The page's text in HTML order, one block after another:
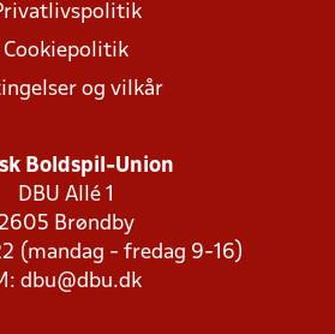
Cookiepolitik
og vilkår
Boldspil-Union
DBU Allé 1
2605 Brøndby
(mandag - fredag 9-16)
dbu@dbu.dk